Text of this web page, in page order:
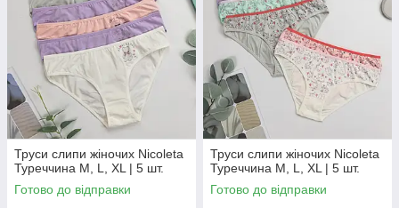
Труси слипи жіночих Nicoleta
Туреччина M, L, XL | 5 шт.
Готово до відправки
Труси слипи жіночих Nicoleta
Туреччина M, L, XL | 5 шт.
Готово до відправки